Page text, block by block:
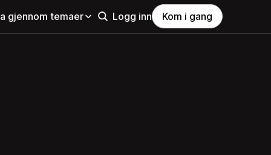
gjennom temaer Logg inn Kom i gang